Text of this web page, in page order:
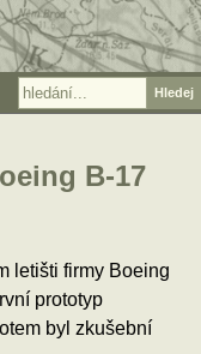
B-17
letišti firmy Boeing
prototyp
byl zkušební